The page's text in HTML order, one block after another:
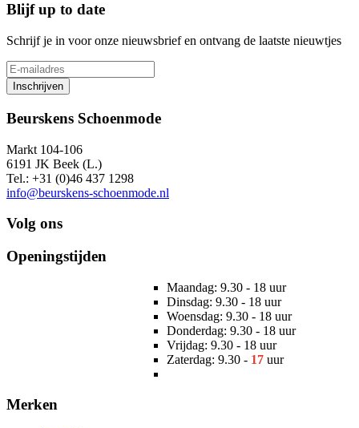
Blijf up to date
Schrijf je in voor onze nieuwsbrief en ontvang de laatste nieuwtjes
Inschrijven
Beurskens Schoenmode
Markt 104-106
6191 JK Beek (L.)
Tel.: +31 (0)46 437 1298
info@beurskens-schoenmode.nl
Volg ons
Openingstijden
Maandag: 9.30 - 18 uur
Dinsdag: 9.30 - 18 uur
Woensdag: 9.30 - 18 uur
Donderdag: 9.30 - 18 uur
Vrijdag: 9.30 - 18 uur
Zaterdag: 9.30 - 17 uur
Merken